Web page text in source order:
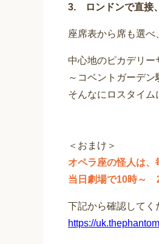
3. ロンドンで直接
座席表から席も選
中心地のピカデリー
～コベントガーデン
そんなにロスタイ
＜おまけ＞
オペラ座の怪人は、
当日劇場で10時～
下記から確認してく
https://